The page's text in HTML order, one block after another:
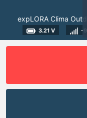
expLORA Clima
3.21 V -